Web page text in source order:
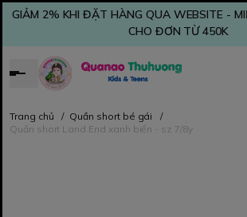
GIẢM 2% KHI ĐẶT HÀNG QUA WEBSITE -
CHO ĐƠN TỪ 450K
Trang chủ / Quần short bé gái
/
Quần short Land End xanh biển - sz 7/8y